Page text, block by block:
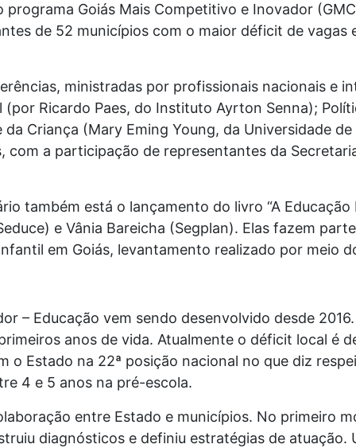
Goiás Mais Competitivo e Inovador
de 52 municípios com o maior déficit de vagas
ministradas por profissionais nacionais e
Ricardo Paes, do Instituto Ayrton Senna);
da Criança (Mary Eming Young, da Universidade
a participação de representantes da
também está o lançamento do livro “A
e Vânia Bareicha (Segplan). Elas fazem
em Goiás, levantamento realizado por meio
– Educação vem sendo desenvolvido desde
anos de vida. Atualmente o déficit local é
o Estado na 22ª posição nacional no que diz
4 e 5 anos na pré-escola.
entre Estado e municípios. No primeiro
diagnósticos e definiu estratégias de atuação.